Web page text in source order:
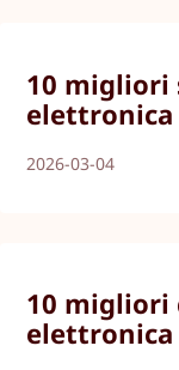
10 migliori
elettronica
2026-03-04
10 migliori
elettronica